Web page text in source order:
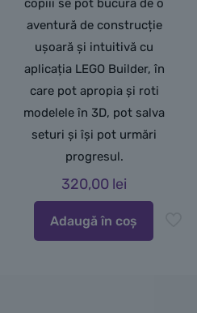
copiii se pot bucura de o
aventură de construcție
ușoară și intuitivă cu
aplicația LEGO Builder, în
care pot apropia și roti
modelele în 3D, pot salva
seturi și își pot urmări
progresul.
320,00 lei
Adaugă în coș